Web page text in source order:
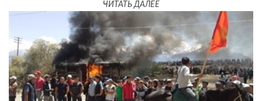
ЧИТАТЬ ДАЛЕЕ